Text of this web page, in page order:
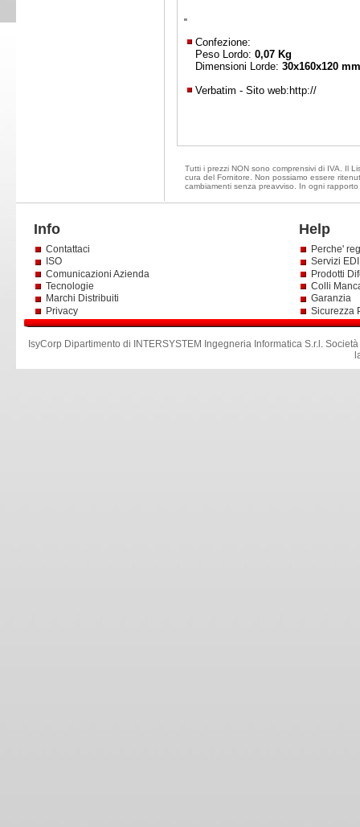
"
Confezione:
Peso Lordo: 0,07 Kg
Dimensioni Lorde: 30x160x120 mm
Verbatim - Sito web: http://
Tutti i prezzi NON sono comprensivi di IVA. Il
cura del Fornitore. Non possiamo essere
cambiamenti senza preavviso. In ogni
Info Help
Contattaci
ISO
Comunicazioni Azienda
Tecnologie
Marchi Distribuiti
Privacy
Perche'
Servizi
Prodotti
Colli
Garanzia
Sicurezza
IsyCorp Dipartimento di INTERSYSTEM Ingegneria Informatica S.r.l .